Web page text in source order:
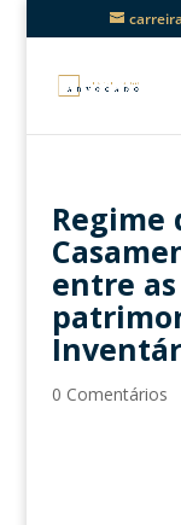
Regime
entre
0 Comentários